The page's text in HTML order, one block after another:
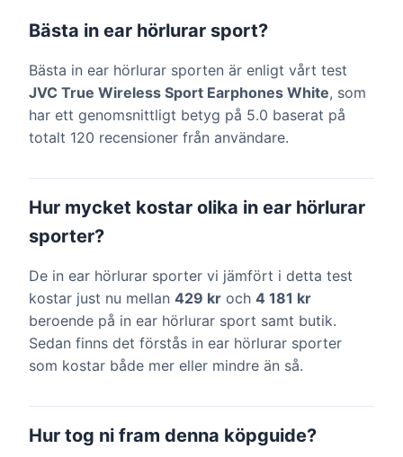
Bästa in ear hörlurar sport?
Bästa in ear hörlurar sporten är enligt vårt test
JVC True Wireless Sport Earphones White, som
har ett genomsnittligt betyg på 5.0 baserat på
totalt 120 recensioner från användare.
Hur mycket kostar olika in ear hörlurar
sporter?
De in ear hörlurar sporter vi jämfört i detta test
kostar just nu mellan 429 kr och 4 181 kr
beroende på in ear hörlurar sport samt butik.
Sedan finns det förstås in ear hörlurar sporter
som kostar både mer eller mindre än så.
Hur tog ni fram denna köpguide?